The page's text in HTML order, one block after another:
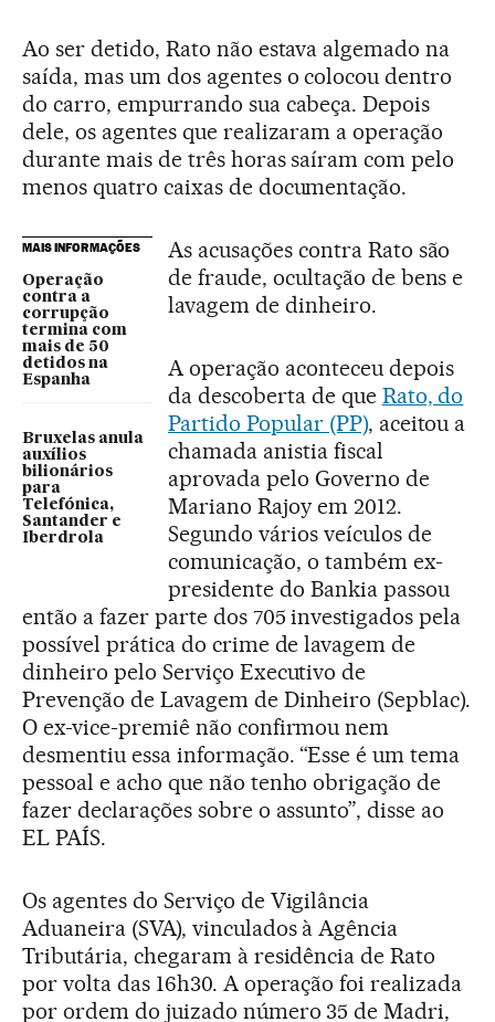
Ao ser detido, Rato não estava algemado na
saída, mas um dos agentes o colocou dentro
do carro, empurrando sua cabeça. Depois
dele, os agentes que realizaram a operação
durante mais de três horas saíram com pelo
menos quatro caixas de documentação.
MAIS INFORMAÇÕES
Operação
contra a
corrupção
termina com
mais de 50
detidos na
Espanha
Bruxelas anula
auxílios
bilionários
para
Telefónica,
Santander e
Iberdrola
As acusações contra Rato são
de fraude, ocultação de bens e
lavagem de dinheiro.
A operação aconteceu depois
da descoberta de que Rato, do
Partido Popular (PP), aceitou a
chamada anistia fiscal
aprovada pelo Governo de
Mariano Rajoy em 2012.
Segundo vários veículos de
comunicação, o também ex-
presidente do Bankia passou
então a fazer parte dos 705 investigados pela
possível prática do crime de lavagem de
dinheiro pelo Serviço Executivo de
Prevenção de Lavagem de Dinheiro (Sepblac).
O ex-vice-premiê não confirmou nem
desmentiu essa informação. “Esse é um tema
pessoal e acho que não tenho obrigação de
fazer declarações sobre o assunto”, disse ao
EL PAÍS.
Os agentes do Serviço de Vigilância
Aduaneira (SVA), vinculados à Agência
Tributária, chegaram à residência de Rato
por volta das 16h30. A operação foi realizada
por ordem do juizado número 35 de Madri,